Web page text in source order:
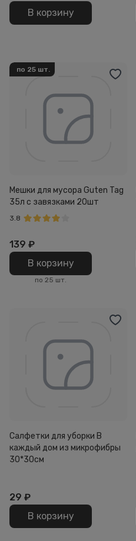
В корзину
по 25 шт.
Мешки для мусора Guten Tag
35л с завязками 20шт
3.8
139 ₽
В корзину
по 25 шт.
Салфетки для уборки В
каждый дом из микрофибры
30*30см
29 ₽
В корзину